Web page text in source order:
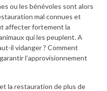
ou les bénévoles sont alors
mal connues et
affecter fortement la
qui les peuplent. A
il vidanger ? Comment
l’approvisionnement
la restauration de plus de